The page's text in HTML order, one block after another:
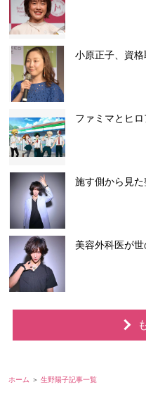
小原正子、資
ファミマとヒ
施す側から見
美容外科医が
ホーム 生野陽子記事一覧